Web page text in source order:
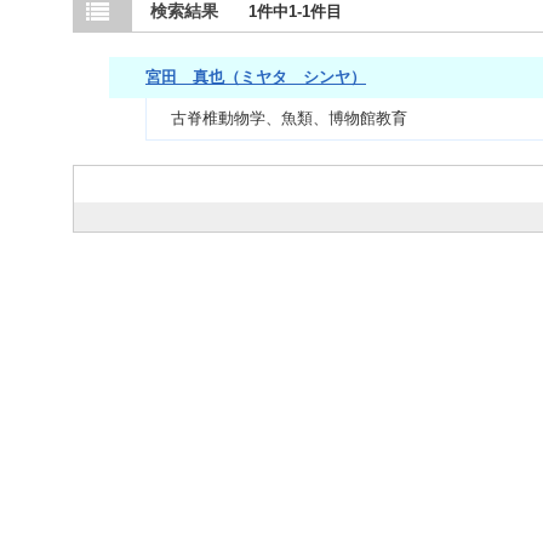
検索結果 1件中1-1件目
宮田 真也（ミヤタ シンヤ）
古脊椎動物学、魚類、博物館教育